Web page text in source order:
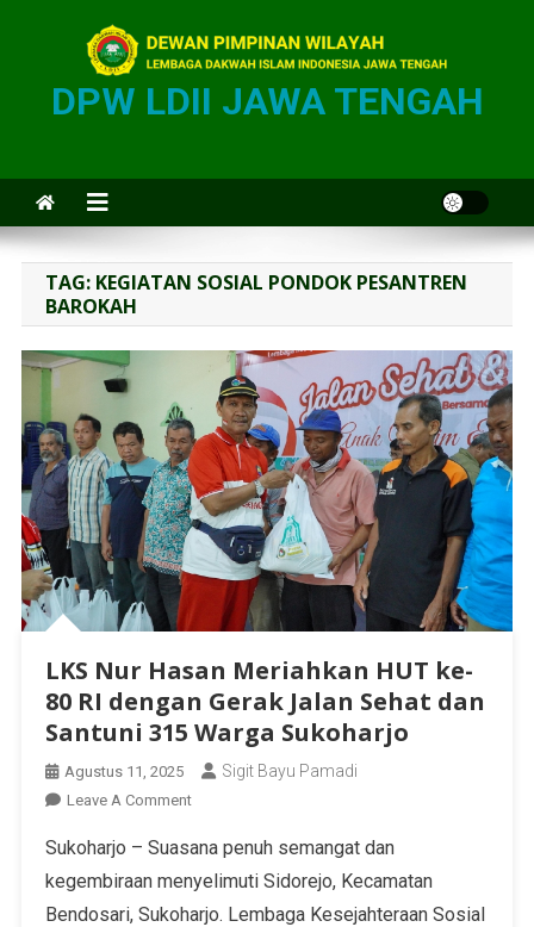
DPW LDII JAWA TENGAH
TAG: KEGIATAN SOSIAL PONDOK PESANTREN
BAROKAH
LKS Nur Hasan Meriahkan HUT ke-
80 RI dengan Gerak Jalan Sehat dan
Santuni 315 Warga Sukoharjo
Agustus 11, 2025 Sigit Bayu Pamadi
Leave A Comment
Sukoharjo – Suasana penuh semangat dan
kegembiraan menyelimuti Sidorejo, Kecamatan
Bendosari, Sukoharjo. Lembaga Kesejahteraan Sosial